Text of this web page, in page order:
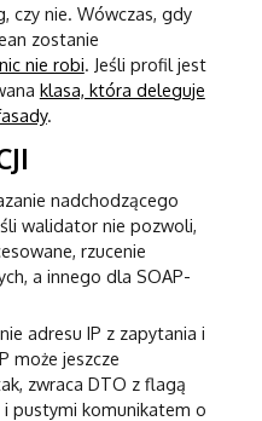
czy nie. Wówczas, gdy
zostanie
nie robi. Jeśli profil jest
klasa, która deleguje
.
nadchodzącego
walidator nie pozwoli,
rzucenie
a innego dla SOAP-
adresu IP z zapytania i
może jeszcze
zwraca DTO z flagą
i pustymi komunikatem o